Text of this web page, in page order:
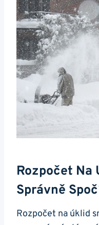
Rozpočet Na
Správně
Rozpočet na úklid